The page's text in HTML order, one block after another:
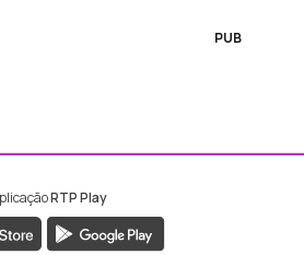
PUB
Madeira
RTP Play